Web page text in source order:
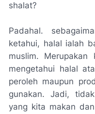
shalat?
Padahal.
ketahui, halal ialah
muslim.
mengetahui halal
peroleh maupun
gunakan. Jadi,
yang kita makan